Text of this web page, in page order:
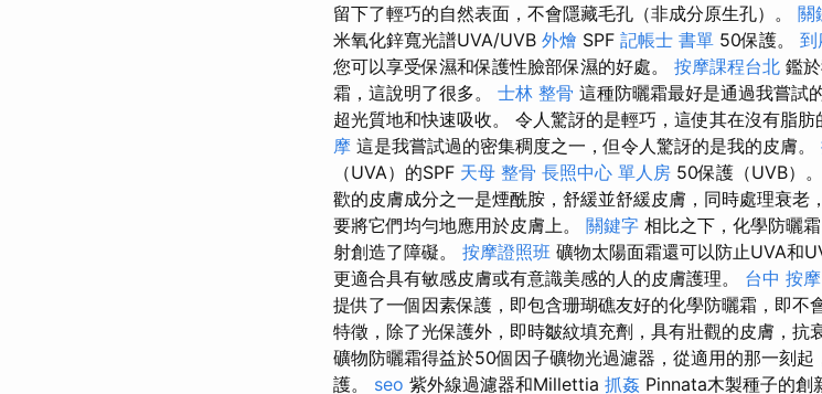
留下了輕巧的自然表面，不會隱藏毛孔（非成分原生孔）。 關
米氧化鋅寬光譜UVA/UVB 外燴 SPF 記帳士 書單 50保護。 到
您可以享受保濕和保護性臉部保濕的好處。 按摩課程台北 鑑
霜，這說明了很多。 士林 整骨 這種防曬霜最好是通過我嘗試
超光質地和快速吸收。 令人驚訝的是輕巧，這使其在沒有脂肪
摩 這是我嘗試過的密集稠度之一，但令人驚訝的是我的皮膚。
（UVA）的SPF 天母 整骨 長照中心 單人房 50保護（UVB）。
歡的皮膚成分之一是煙酰胺，舒緩並舒緩皮膚，同時處理衰老
要將它們均勻地應用於皮膚上。 關鍵字 相比之下，化學防曬
射創造了障礙。 按摩證照班 礦物太陽面霜還可以防止UVA和
更適合具有敏感皮膚或有意識美感的人的皮膚護理。 台中 按
提供了一個因素保護，即包含珊瑚礁友好的化學防曬霜，即不
特徵，除了光保護外，即時皺紋填充劑，具有壯觀的皮膚，抗
礦物防曬霜得益於50個因子礦物光過濾器，從適用的那一刻
護。 seo 紫外線過濾器和Millettia 抓姦 Pinnata木製種子的創